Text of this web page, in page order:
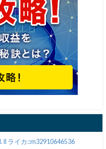
II ライカ::m32910646536